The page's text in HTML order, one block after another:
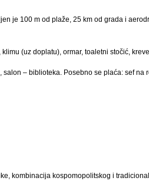
je 100 m od plaže, 25 km od grada i
(uz doplatu), ormar, toaletni stočić,
– biblioteka. Posebno se plaća: sef na
kombinacija kospomopolitskog i